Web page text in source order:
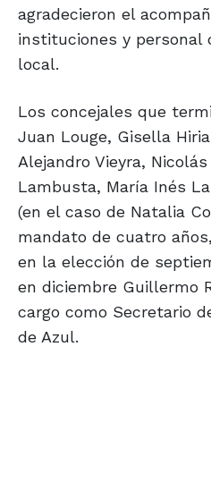
agradecieron el
instituciones y personal
local.
Los concejales que
Juan Louge, Gisella
Alejandro Vieyra,
Lambusta, María Inés
(en el caso de Natalia
mandato de cuatro
en la elección de
en diciembre Guillermo
cargo como Secretario
de Azul.